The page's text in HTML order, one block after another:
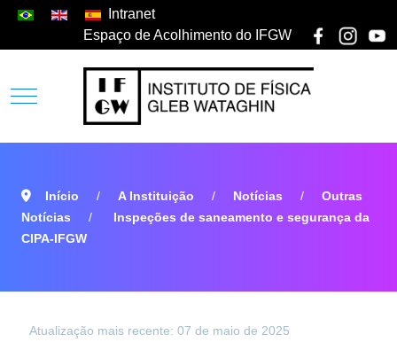
Intranet
Espaço de Acolhimento do IFGW
Início A Instituição Notícias
Outras
Notícias
Inspeções de saneamento e segurança da
CIPA-IFGW
Atualização mais recente: 07 de maio de 2025